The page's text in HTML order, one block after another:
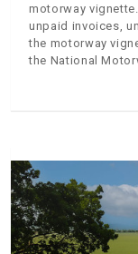
motorway
unpaid invoices,
the motorway
the National